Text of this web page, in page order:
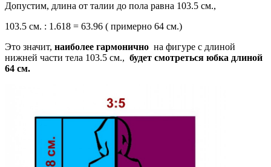
Допустим, длина от талии до пола равна 103.5 см.,
103.5 см. : 1.618 = 63.96 ( примерно 64 см.)
Это значит, наиболее гармонично на фигуре с длиной
нижней части тела 103.5 см., будет смотреться юбка длиной
64 см.